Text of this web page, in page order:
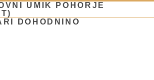
UMIK POHORJE
DOHODNINO